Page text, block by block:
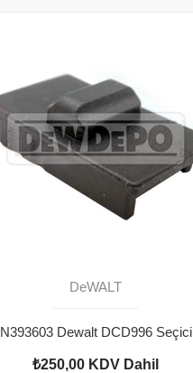
DeWALT
N393603 Dewalt DCD996 Seçici
₺250,00 KDV Dahil